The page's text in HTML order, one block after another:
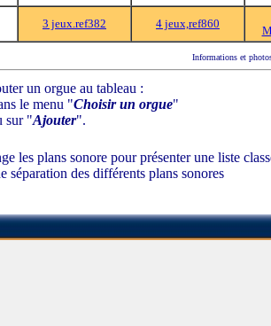
3 jeux.ref382 4 jeux,ref860
Informations et
un orgue au tableau :
le menu "Choisir un orgue"
sur "Ajouter".
les plans sonore pour présenter une liste
séparation des différents plans sonores